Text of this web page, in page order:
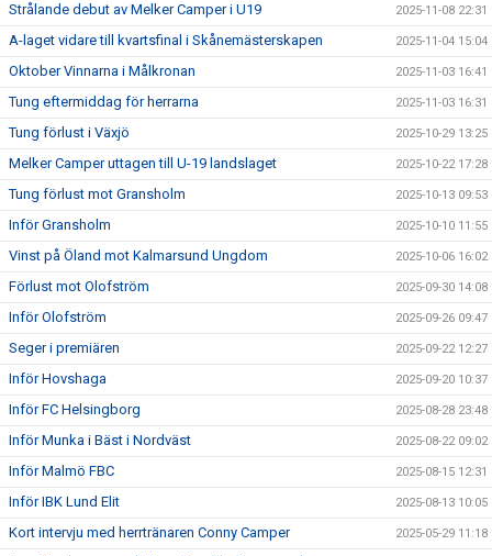
Strålande debut av Melker Camper i U19 2025-11-08 22:31
A-laget vidare till kvartsfinal i Skånemästerskapen 2025-11-04 15:04
Oktober Vinnarna i Målkronan 2025-11-03 16:41
Tung eftermiddag för herrarna 2025-11-03 16:31
Tung förlust i Växjö 2025-10-29 13:25
Melker Camper uttagen till U-19 landslaget 2025-10-22 17:28
Tung förlust mot Gransholm 2025-10-13 09:53
Inför Gransholm 2025-10-10 11:55
Vinst på Öland mot Kalmarsund Ungdom 2025-10-06 16:02
Förlust mot Olofström 2025-09-30 14:08
Inför Olofström 2025-09-26 09:47
Seger i premiären 2025-09-22 12:27
Inför Hovshaga 2025-09-20 10:37
Inför FC Helsingborg 2025-08-28 23:48
Inför Munka i Bäst i Nordväst 2025-08-22 09:02
Inför Malmö FBC 2025-08-15 12:31
Inför IBK Lund Elit 2025-08-13 10:05
Kort intervju med herrtränaren Conny Camper 2025-05-29 11:18